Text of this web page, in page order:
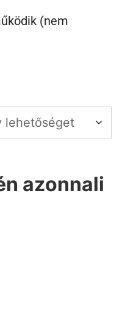
(nem
azonnali